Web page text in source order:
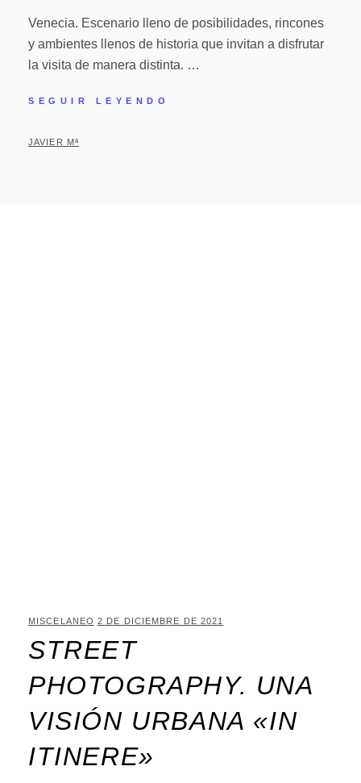
Venecia. Escenario lleno de posibilidades, rincones
y ambientes llenos de historia que invitan a disfrutar
la visita de manera distinta. …
SEGUIR LEYENDO
JAVIER Mª
MISCELANEO 2 DE DICIEMBRE DE 2021
STREET
PHOTOGRAPHY. UNA
VISIÓN URBANA «IN
ITINERE»